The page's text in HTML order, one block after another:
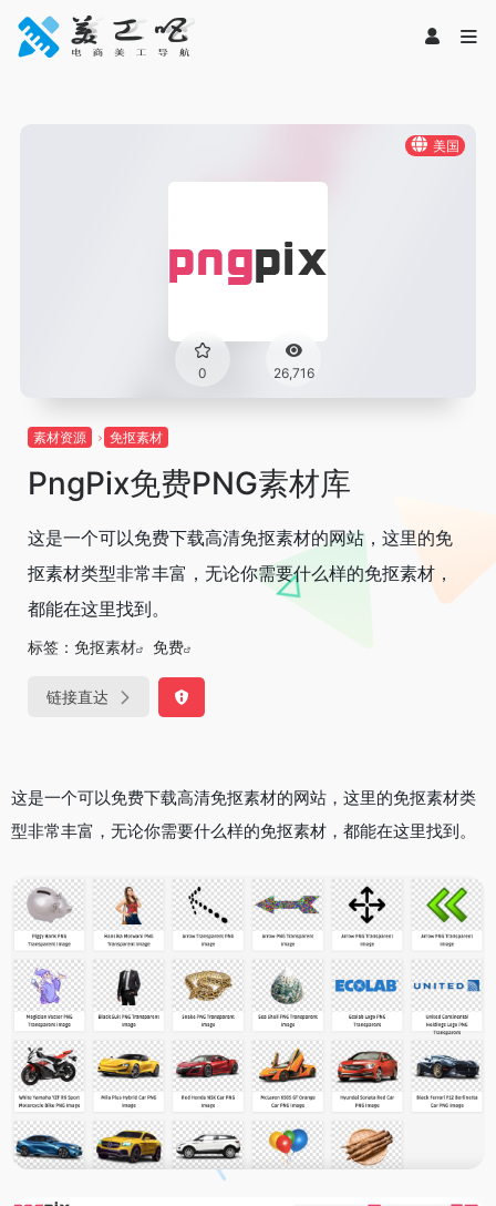
美国
0 26,716
素材资源 免抠素材
PngPix免费PNG素材库
这是一个可以免费下载高清免抠素材的网站，这里的免
抠素材类型非常丰富，无论你需要什么样的免抠素材，
都能在这里找到。
标签： 免抠素材 免费
链接直达
这是一个可以免费下载高清免抠素材的网站，这里的免抠素材类
型非常丰富，无论你需要什么样的免抠素材，都能在这里找到。